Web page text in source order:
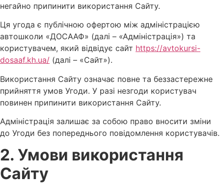
негайно припинити використання Сайту.
Ця угода є публічною офертою між адміністрацією
автошколи «ДОСААФ» (далі – «Адміністрація») та
користувачем, який відвідує сайт https://avtokursi-
dosaaf.kh.ua/ (далі – «Сайт»).
Використання Сайту означає повне та беззастережне
прийняття умов Угоди. У разі незгоди користувач
повинен припинити використання Сайту.
Адміністрація залишає за собою право вносити зміни
до Угоди без попереднього повідомлення користувачів.
2. Умови використання
Сайту